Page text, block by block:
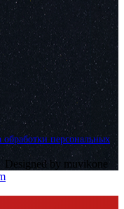
персональных
Designed by muvikone